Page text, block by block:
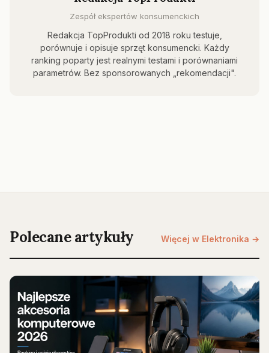
Zespół ekspertów konsumenckich
Redakcja TopProdukti od 2018 roku testuje,
porównuje i opisuje sprzęt konsumencki. Każdy
ranking poparty jest realnymi testami i porównaniami
parametrów. Bez sponsorowanych „rekomendacji".
Polecane artykuły Więcej w Elektronika →